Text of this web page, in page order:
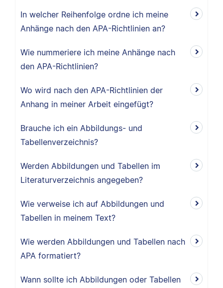
In welcher Reihenfolge ordne ich meine
Anhänge nach den APA-Richtlinien an?
Wie nummeriere ich meine Anhänge nach
den APA-Richtlinien?
Wo wird nach den APA-Richtlinien der
Anhang in meiner Arbeit eingefügt?
Brauche ich ein Abbildungs- und
Tabellenverzeichnis?
Werden Abbildungen und Tabellen im
Literaturverzeichnis angegeben?
Wie verweise ich auf Abbildungen und
Tabellen in meinem Text?
Wie werden Abbildungen und Tabellen nach
APA formatiert?
Wann sollte ich Abbildungen oder Tabellen